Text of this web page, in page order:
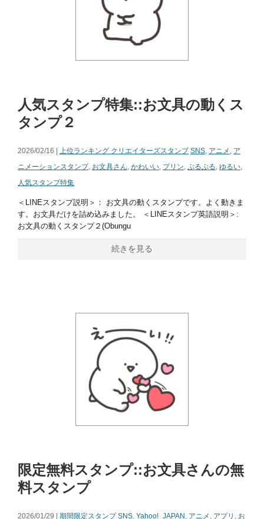
人気スタンプ特集::お文具の動くス
タンプ２
2026/02/16 | 上位ランキング クリエイターズスタンプ SNS, アニメ , ア
ニメーションスタンプ, お文具さん, かわいい, プリン, ぷるぷる, ゆるい,
人気スタンプ特集
＜LINEスタンプ説明＞： お文具の動くスタンプです。よく動きま
す。お文具だけを詰め込みました。 ＜LINEスタンプ英語説明＞:
お文具の動くスタンプ２(Obungu
続きを見る
限定無料スタンプ::お文具さんの無
料スタンプ
2026/01/29 | 期間限定スタンプ SNS, Yahoo!_JAPAN , アニメ , アプリ , お